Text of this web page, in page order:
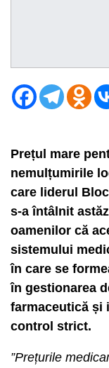
Prețul mare
nemulțumirile
care liderul
s-a întâlnit
oamenilor că
sistemului
în care se
în gestionarea
farmaceutică și
control strict.
”Prețurile